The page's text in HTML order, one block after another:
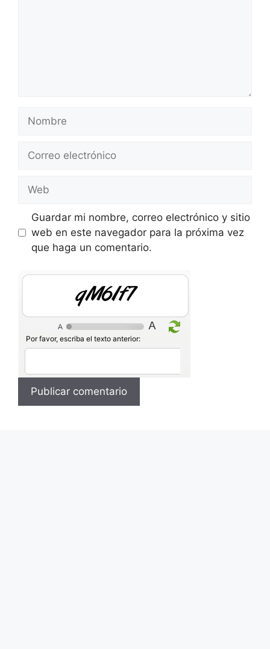
electrónico
Guardar mi nombre, correo electrónico y sitio
web en este navegador para la próxima vez
que haga un comentario.
dLW1jC
Por favor, escriba el texto anterior: